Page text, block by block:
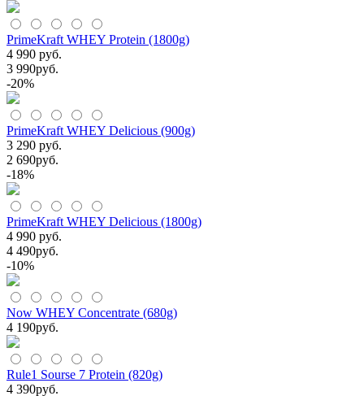
PrimeKraft WHEY Protein (1800g)
4 990 руб.
3 990руб.
-20%
PrimeKraft WHEY Delicious (900g)
3 290 руб.
2 690руб.
-18%
PrimeKraft WHEY Delicious (1800g)
4 990 руб.
4 490руб.
-10%
Now WHEY Concentrate (680g)
4 190руб.
Rule1 Sourse 7 Protein (820g)
4 390руб.